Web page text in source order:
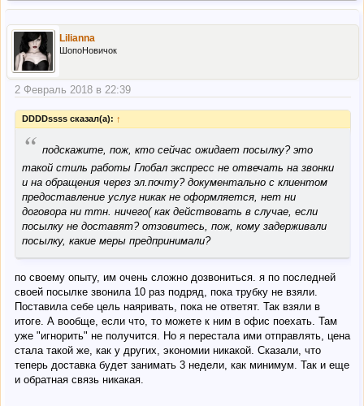
Lilianna
ШопоНовичок
2 Февраль 2018 в 22:39
DDDDssss сказал(а): ↑
“ подскажите, пож, кто сейчас ожидает посылку? это
такой стиль работы Глобал экспресс не отвечать на звонки
и на обращения через эл.почту? документально с клиентом
предоставление услуг никак не оформляется, нет ни
договора ни ттн. ничего( как действовать в случае, если
посылку не доставят? отзовитесь, пож, кому задерживали
посылку, какие меры предпринимали?
по своему опыту, им очень сложно дозвониться. я по последней
своей посылке звонила 10 раз подряд, пока трубку не взяли.
Поставила себе цель наяривать, пока не ответят. Так взяли в
итоге. А вообще, если что, то можете к ним в офис поехать. Там
уже "игнорить" не получится. Но я перестала ими отправлять, цена
стала такой же, как у других, экономии никакой. Сказали, что
теперь доставка будет занимать 3 недели, как минимум. Так и еще
и обратная связь никакая.